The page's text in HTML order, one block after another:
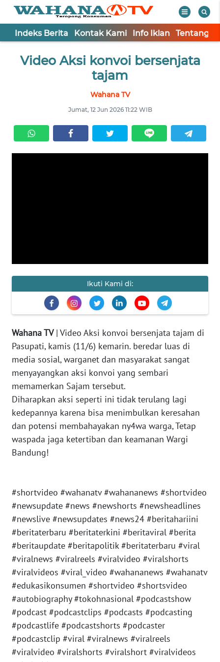
Indeks Berita Kontak Kami Info Iklan Tentang
Video Aksi konvoi bersenjata
tajam
Wahana TV
Jumat, 12 Jun 2026 11:22 WIB
Ikuti Kami di:
Wahana TV| Video Aksi konvoi bersenjata tajam di
Pasupati, kamis (11/6) kemarin. beredar luas di
media sosial, warganet dan masyarakat sangat
menyayangkan aksi konvoi yang sembari
memamerkan Sajam tersebut.
Diharapkan aksi seperti ini tidak terulang lagi
kedepannya karena bisa menimbulkan keresahan
dan potensi membahayakan ny4wa warga, Tetap
waspada jaga ketertiban dan keamanan Wargi
Bandung!
#shortvideo #wahanatv #wahananews #shortvideo
#newsupdate #news #newshorts #newsheadlines
#newslive #newsupdates #news24 #beritahariini
#beritaterbaru #beritaterkini #beritaviral #berita
#beritaupdate #beritapolitik #beritaterbaru #viral
#viralnews #viralreels #viralvideo #viralshorts
#viralvideos #viral_video #wahananews #wahanatv
#edukasikonsumen #shortvideo #shortsvideo
#autobiography #tokohnasional #podcastshow
#podcast #podcastclips #podcasts #podcasting
#podcastlife #podcastshorts #podcaster
#podcastclip #viral #viralnews #viralreels
#viralvideo #viralshorts #viralshort #viralvideos
TV
Tutup
KONTAK
KAMI
MEDIA
DISCLAIMER
Wahana
News
Regional
WN
SUMUT
WN
WN
JABAR
WN
BANTEN
NTT
WN
KEPRI
WN
PAPUA